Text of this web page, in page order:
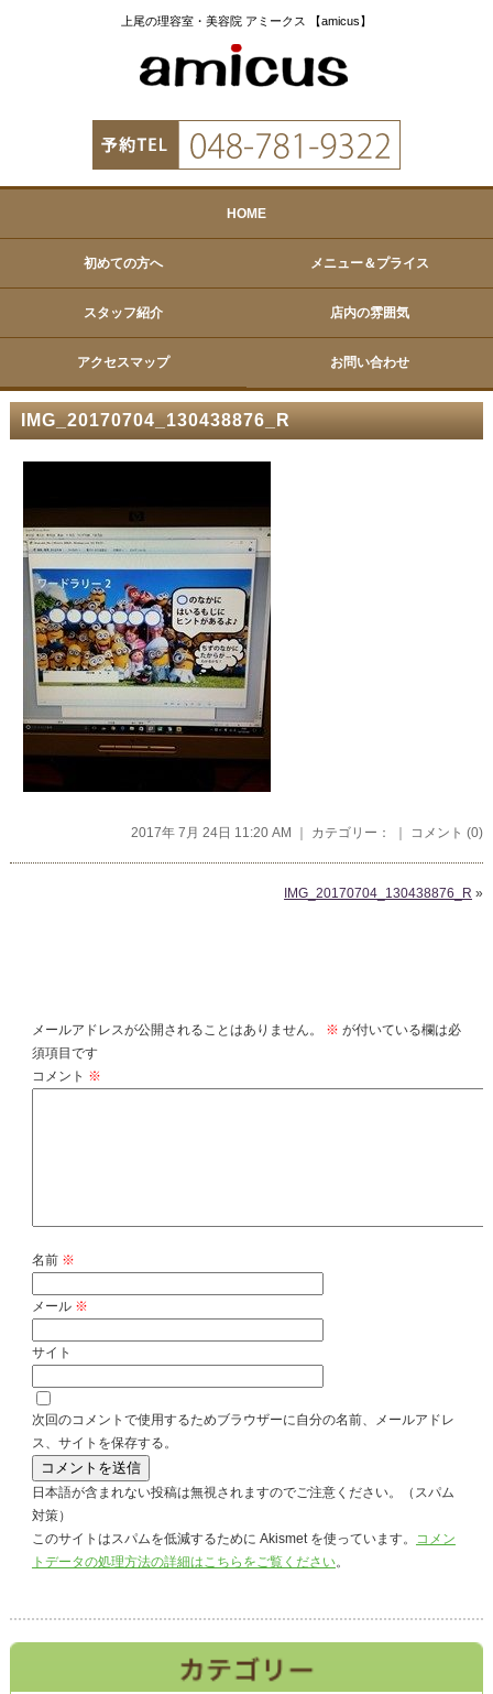
上尾の理容室・美容院 アミークス 【amicus】
HOME
初めての方へ メニュー＆プライス
スタッフ紹介 店内の雰囲気
アクセスマップ お問い合わせ
IMG_20170704_130438876_R
2017年 7月 24日 11:20 AM ｜ カテゴリー： ｜ コメント (0)
IMG_20170704_130438876_R »
メールアドレスが公開されることはありません。 ※ が付いている欄は必
須項目です
コメント ※
名前 ※
メール ※
サイト
次回のコメントで使用するためブラウザーに自分の名前、メールアドレ
ス、サイトを保存する。
日本語が含まれない投稿は無視されますのでご注意ください。（スパム
対策）
このサイトはスパムを低減するために Akismet を使っています。 コメン
トデータの処理方法の詳細はこちらをご覧ください。